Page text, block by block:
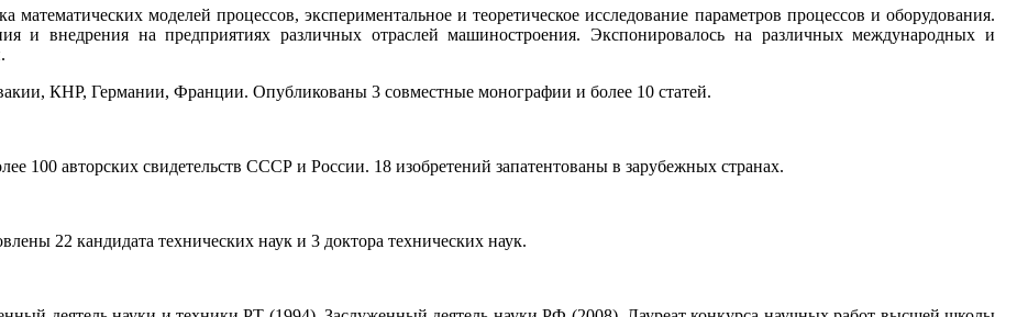
моделей процессов, экспериментальное и теоретическое исследование параметров процессов и оборудования.
и внедрения на предприятиях различных отраслей машиностроения. Экспонировалось на различных международных и
КНР, Германии, Франции. Опубликованы 3 совместные монографии и более 10 статей.
100 авторских свидетельств СССР и России. 18 изобретений запатентованы в зарубежных странах.
22 кандидата технических наук и 3 доктора технических наук.